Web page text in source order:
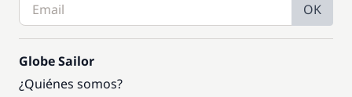
OK
Globe Sailor
¿Quiénes somos?